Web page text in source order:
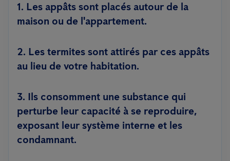
1. Les appâts sont placés autour de la
maison ou de l'appartement.
2. Les termites sont attirés par ces appâts
au lieu de votre habitation.
3. Ils consomment une substance qui
perturbe leur capacité à se reproduire,
exposant leur système interne et les
condamnant.